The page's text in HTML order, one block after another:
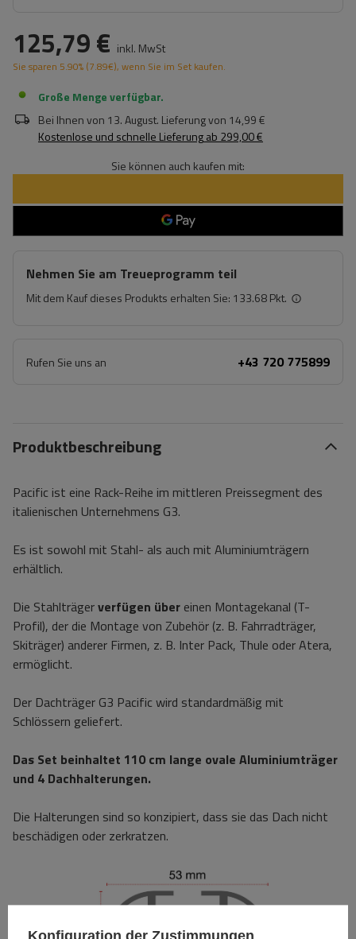
125,79 € inkl. MwSt
Sie sparen 5.90% (7.89€), wenn Sie im Set kaufen.
Große Menge verfügbar
Bei Ihnen von 13. August. Lieferung von 14,99 €
Kostenlose und schnelle Lieferungab 299,00 €
Sie können auch kaufen mit:
Nehmen Sie am Treueprogramm teil
Mit dem Kauf dieses Produkts erhalten Sie: 133.68 Pkt.
Rufen Sie uns an +43 720 775899
Produktbeschreibung
Pacific ist eine Rack-Reihe im mittleren Preissegment des
italienischen Unternehmens G3.
Es ist sowohl mit Stahl- als auch mit Aluminiumträgern
erhältlich.
Die Stahlträgerverfügen über einen Montagekanal (T-
Profil), der die Montage von Zubehör (z. B. Fahrradträger,
Skiträger) anderer Firmen, z. B. Inter Pack, Thule oder Atera,
ermöglicht.
Der Dachträger G3 Pacific wird standardmäßig mit
Schlössern geliefert.
Das Set beinhaltet 110 cm lange ovale Aluminiumträger
und 4 Dachhalterungen.
Die Halterungen sind so konzipiert, dass sie das Dach nicht
beschädigen oder zerkratzen.